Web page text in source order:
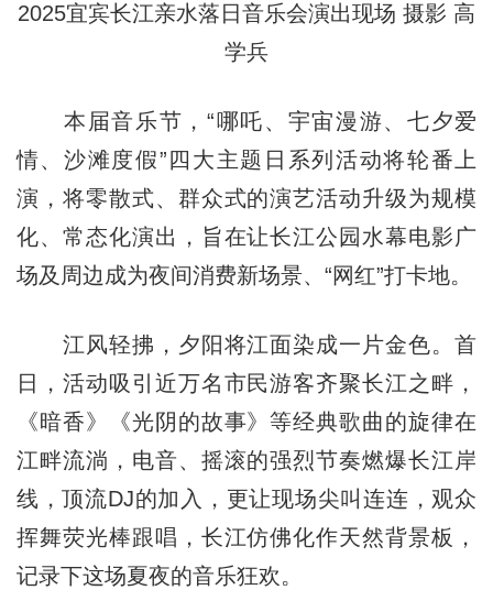
2025宜宾长江亲水落日音乐会演出现场 摄影 高
学兵
本届音乐节，“哪吒、宇宙漫游、七夕爱
情、沙滩度假”四大主题日系列活动将轮番上
演，将零散式、群众式的演艺活动升级为规模
化、常态化演出，旨在让长江公园水幕电影广
场及周边成为夜间消费新场景、“网红”打卡地。
江风轻拂，夕阳将江面染成一片金色。首
日，活动吸引近万名市民游客齐聚长江之畔，
《暗香》《光阴的故事》等经典歌曲的旋律在
江畔流淌，电音、摇滚的强烈节奏燃爆长江岸
线，顶流DJ的加入，更让现场尖叫连连，观众
挥舞荧光棒跟唱，长江仿佛化作天然背景板，
记录下这场夏夜的音乐狂欢。